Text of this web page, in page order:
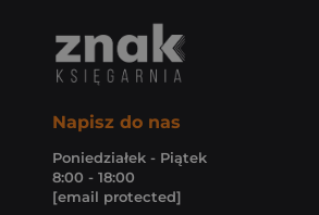
Napisz do nas
Poniedziałek - Piątek
8:00 - 18:00
[email protected]